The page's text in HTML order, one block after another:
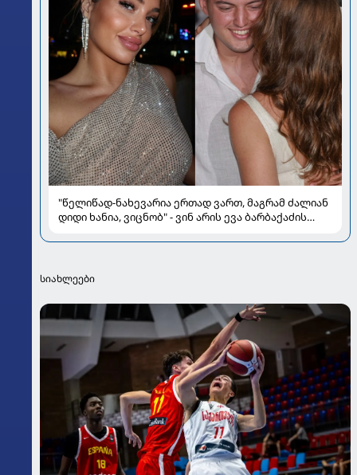
"წელიწად-ნახევარია ერთად ვართ, მაგრამ ძალიან
დიდი ხანია, ვიცნობ" - ვინ არის ევა ბარბაქაძის
სიახლეები